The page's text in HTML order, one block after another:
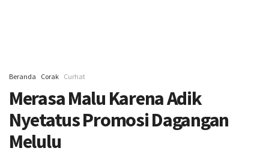
Beranda Corak Curhat
Merasa Malu Karena Adik
Nyetatus Promosi Dagangan
Melulu